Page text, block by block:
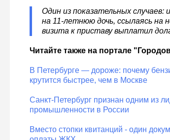
Один из показательных
на 11-летнюю дочь, ссылаясь на
визита к приставу выплатил
Читайте также на портале
В Петербурге — дороже: почему
крутится быстрее, чем в Москве
Санкт-Петербург признан одним из
промышленности в России
Вместо стопки квитанций - один